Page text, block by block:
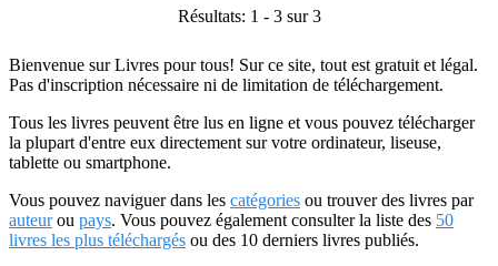
Résultats: 1 - 3 sur 3
Bienvenue sur Livres pour tous! Sur ce site, tout est gratuit et légal.
Pas d'inscription nécessaire ni de limitation de téléchargement.
Tous les livres peuvent être lus en ligne et vous pouvez télécharger
la plupart d'entre eux directement sur votre ordinateur, liseuse,
tablette ou smartphone.
Vous pouvez naviguer dans les catégories ou trouver des livres par
auteurou pays. Vous pouvez également consulter la liste des 50
livres les plus téléchargés ou des 10 derniers livres publiés.